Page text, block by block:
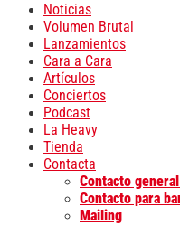
Noticias
Volumen Brutal
Lanzamientos
Cara a Cara
Artículos
Conciertos
Podcast
La Heavy
Tienda
Contacta
Contacto
Contacto para
Mailing